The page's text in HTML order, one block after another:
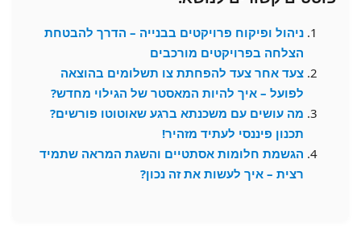
ניהול ופיקוח פרויקטים בבנייה – הדרך להבטחת
הצלחה בפרויקטים מורכבים
צעד אחר צעד להפחתת צו תשלומים בהוצאה
לפועל – איך להיות המאסטר של הגילוי מחדש?
מה עושים עם משכנתא ברגע שאוטוטו פורשים?
תכנון פיננסי לעתיד מזהיר!
הגשמת חלומות אסתטיים והשגת המראה שתמיד
רצית – איך לעשות את זה נכון?